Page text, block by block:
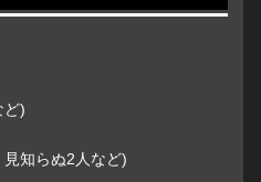
ど)
知らぬ2人など)